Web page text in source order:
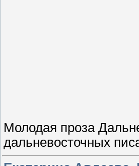
Молодая проза
дальневосточных